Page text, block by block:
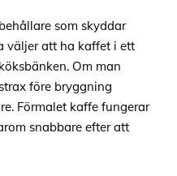
som skyddar
väljer att ha kaffet i ett
Om man
före bryggning
Förmalet kaffe fungerar
snabbare efter att